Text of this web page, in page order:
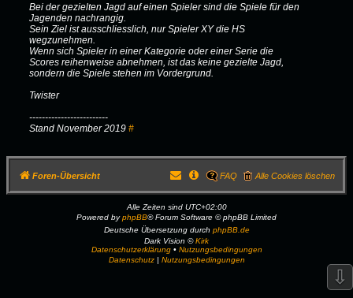
Bei der gezielten Jagd auf einen Spieler sind die Spiele für den
Jagenden nachrangig.
Sein Ziel ist ausschliesslich, nur Spieler XY die HS
wegzunehmen.
Wenn sich Spieler in einer Kategorie oder einer Serie die
Scores reihenweise abnehmen, ist das keine gezielte Jagd,
sondern die Spiele stehen im Vordergrund.
Twister
-------------------------
Stand November 2019 #
Foren-Übersicht Alle Cookies löschen
FAQ
Alle Zeiten sind UTC+02:00
Powered byphpBB® Forum Software © phpBB Limited
Deutsche Übersetzung durch phpBB.de
Dark Vision ©Kirk
Datenschutzerklärung• Nutzungsbedingungen
Datenschutz| Nutzungsbedingungen
⇩